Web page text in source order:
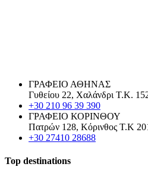
ΓΡΑΦΕΙΟ ΑΘΗΝΑΣ
Γυθείου 22, Χαλάνδρι Τ.Κ.
+30 210 96 39 390
ΓΡΑΦΕΙΟ ΚΟΡΙΝΘΟΥ
Πατρών 128, Κόρινθος Τ.Κ
+30 27410 28688
Top destinations